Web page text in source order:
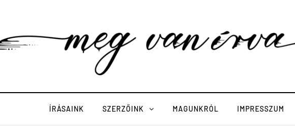
ÍRÁSAINK SZERZŐINK MAGUNKRÓL IMPRESSZUM